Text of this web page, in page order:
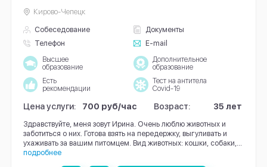
Собеседование
Документы
Телефон
E-mail
Кирово-Чепецк
Высшее
образование
Дополнительное
образование
Есть
рекомендации
Тест на антитела
Covid-19
Цена услуги: 700 руб/час Возраст: 35 лет
Здравствуйте, меня зовут Ирина. Очень люблю животных и
заботиться о них. Готова взять на передержку, выгуливать и
ухаживать за вашим питомцем. Вид животных: кошки, собаки,...
подробнее